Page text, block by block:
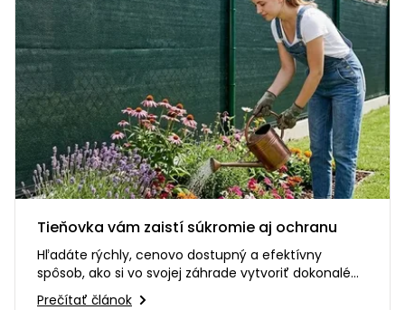
Tieňovka vám zaistí súkromie aj ochranu
Hľadáte rýchly, cenovo dostupný a efektívny
spôsob, ako si vo svojej záhrade vytvoriť dokonalé
súkromie? Alebo…
Prečítať článok